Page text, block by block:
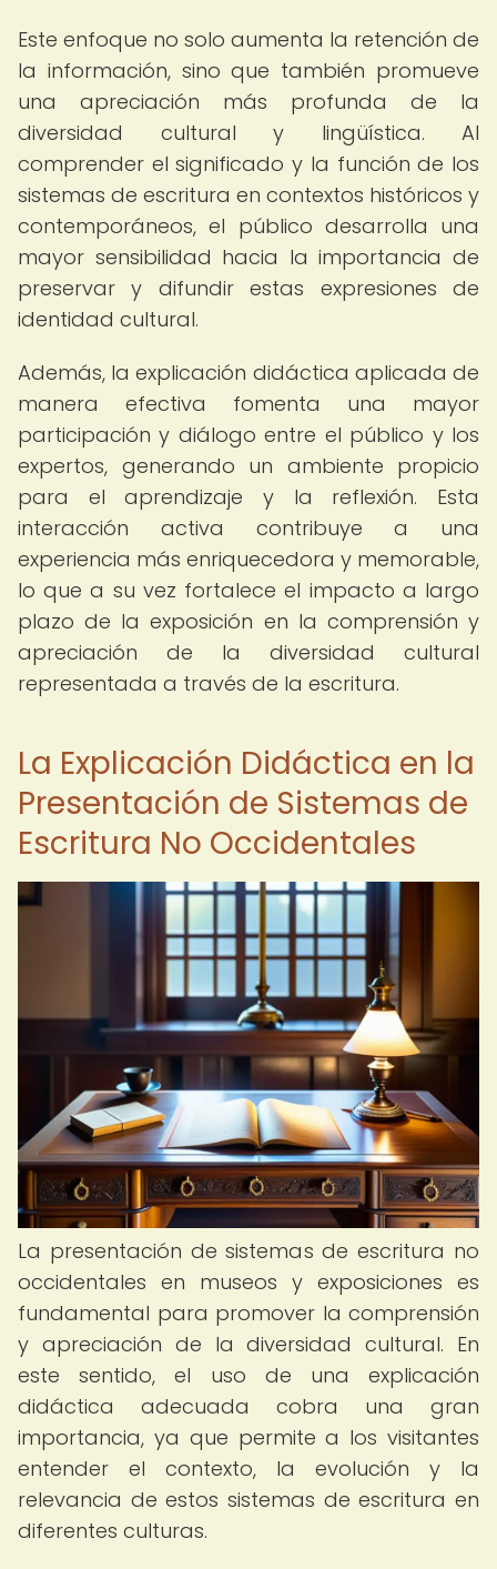
Este enfoque no solo aumenta la retención de
la información, sino que también promueve
una apreciación más profunda de la
diversidad cultural y lingüística. Al
comprender el significado y la función de los
sistemas de escritura en contextos históricos y
contemporáneos, el público desarrolla una
mayor sensibilidad hacia la importancia de
preservar y difundir estas expresiones de
identidad cultural.
Además, la explicación didáctica aplicada de
manera efectiva fomenta una mayor
participación y diálogo entre el público y los
expertos, generando un ambiente propicio
para el aprendizaje y la reflexión. Esta
interacción activa contribuye a una
experiencia más enriquecedora y memorable,
lo que a su vez fortalece el impacto a largo
plazo de la exposición en la comprensión y
apreciación de la diversidad cultural
representada a través de la escritura.
La Explicación Didáctica en la
Presentación de Sistemas de
Escritura No Occidentales
La presentación de sistemas de escritura no
occidentales en museos y exposiciones es
fundamental para promover la comprensión
y apreciación de la diversidad cultural. En
este sentido, el uso de una explicación
didáctica adecuada cobra una gran
importancia, ya que permite a los visitantes
entender el contexto, la evolución y la
relevancia de estos sistemas de escritura en
diferentes culturas.